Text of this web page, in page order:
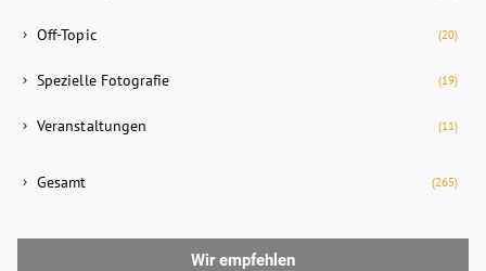
Off-Topic (20)
Spezielle Fotografie (19)
Veranstaltungen (11)
Gesamt (265)
Wir empfehlen